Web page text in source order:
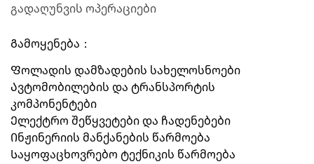
გადაღუნვის ოპერაციები
Გამოყენება：
Ფოლადის დამზადების სახელოსნოები
Ავტომობილების და ტრანსპორტის
კომპონენტები
Ელექტრო შეწყვეტები და ჩადენებები
Ინჟინერიის მანქანების წარმოება
Საყოფაცხოვრებო ტექნიკის წარმოება